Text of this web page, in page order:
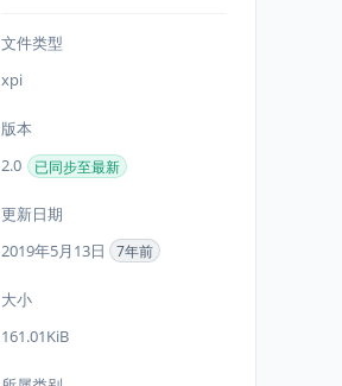
文件类型
xpi
版本
2.0
已同步至最新
更新日期
2019年5月13日
7年前
大小
161.01KiB